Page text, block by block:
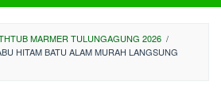
MARMER TULUNGAGUNG 2026 /
HITAM BATU ALAM MURAH LANGSUNG